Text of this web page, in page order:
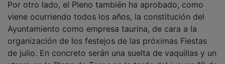
viene ocurriendo todos los años, la constitución del
Ayuntamiento como empresa taurina, de cara a la
organización de los festejos de las próximas Fiestas
de julio. En concreto serán una suelta de vaquillas y un
utrero en la Plaza de Toros en la tarde del jueves 18 de